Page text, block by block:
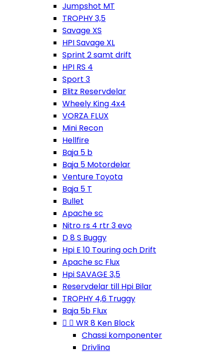
Jumpshot MT
TROPHY 3,5
Savage XS
HPI Savage XL
Sprint 2 samt drift
HPI RS 4
Sport 3
Blitz Reservdelar
Wheely King 4x4
VORZA FLUX
Mini Recon
Hellfire
Baja 5 b
Baja 5 Motordelar
Venture Toyota
Baja 5 T
Bullet
Apache sc
Nitro rs 4 rtr 3 evo
D 8 S Buggy
Hpi E 10 Touring och Drift
Apache sc Flux
Hpi SAVAGE 3,5
Reservdelar till Hpi Bilar
TROPHY 4,6 Truggy
Baja 5b Flux
  WR 8 Ken Block
Chassi komponenter
Drivlina